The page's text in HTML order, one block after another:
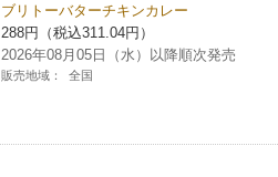
ブリトーバターチキンカレー
288円（税込311.04円）
2026年08月05日（水）以降順次発売
販売地域： 全国